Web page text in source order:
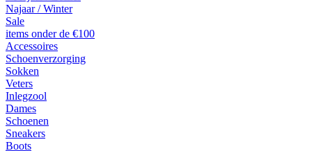
Najaar / Winter
Sale
items onder de €100
Accessoires
Schoenverzorging
Sokken
Veters
Inlegzool
Dames
Schoenen
Sneakers
Boots